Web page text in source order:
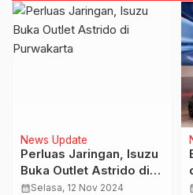
News Update
Perluas Jaringan, Isuzu
Buka Outlet Astrido di
Purwakarta
calendar_monthSelasa, 12 Nov 2024